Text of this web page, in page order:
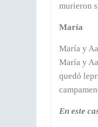
murieron
María
María y
María y
quedó
En este